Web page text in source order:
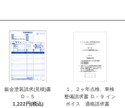
鈑金塗装請求(見積)書
Ｄ－５
1,222円(税込)
１、２ヶ年点検、車検
整備請求書 Ｄ－９ イン
ボイス 適格請求書